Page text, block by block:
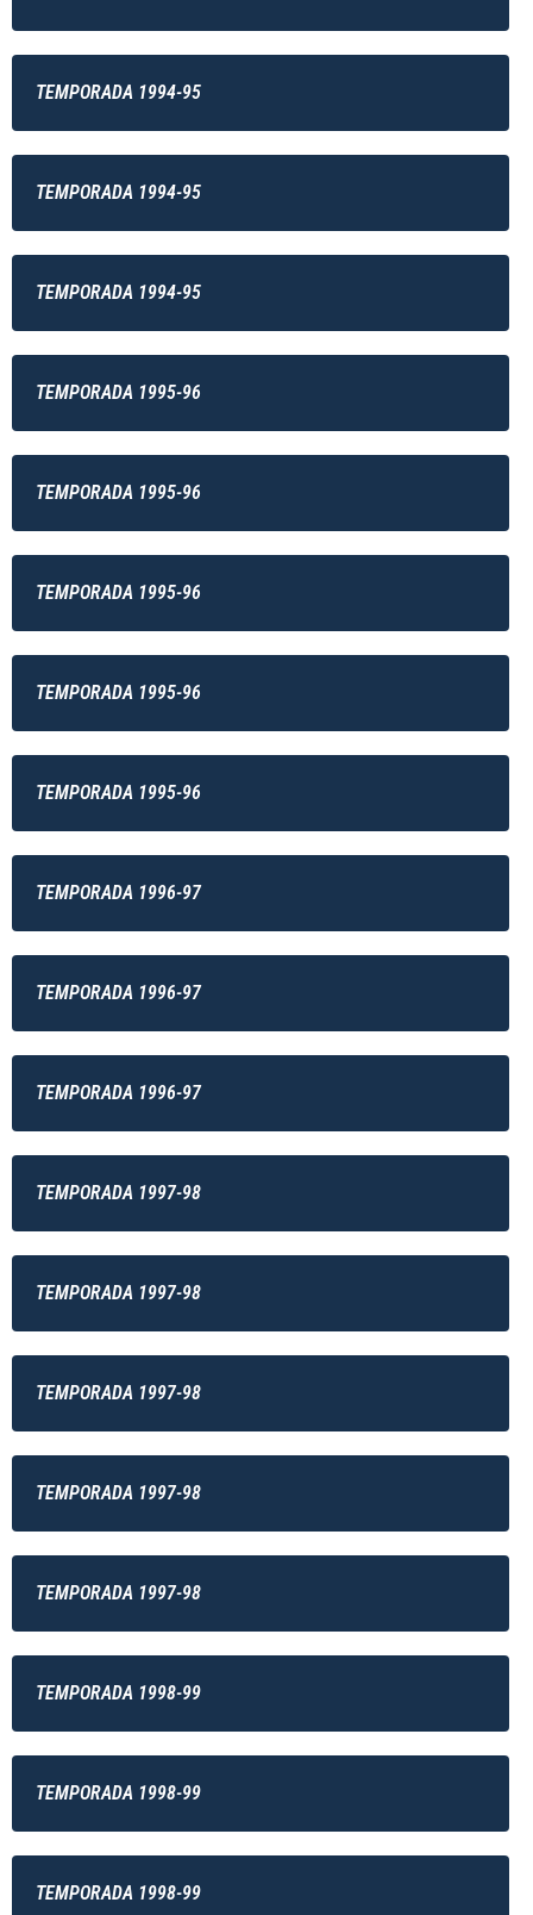
TEMPORADA 1994-95
TEMPORADA 1994-95
TEMPORADA 1994-95
TEMPORADA 1995-96
TEMPORADA 1995-96
TEMPORADA 1995-96
TEMPORADA 1995-96
TEMPORADA 1995-96
TEMPORADA 1996-97
TEMPORADA 1996-97
TEMPORADA 1996-97
TEMPORADA 1997-98
TEMPORADA 1997-98
TEMPORADA 1997-98
TEMPORADA 1997-98
TEMPORADA 1997-98
TEMPORADA 1998-99
TEMPORADA 1998-99
TEMPORADA 1998-99